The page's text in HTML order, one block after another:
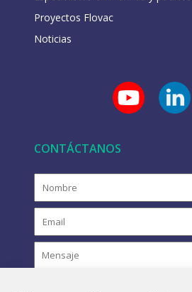
Proyectos Flovac
Noticias
CONTÁCTANOS